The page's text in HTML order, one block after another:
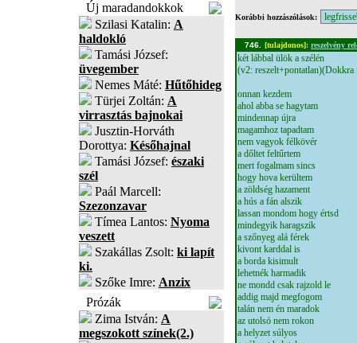
Új maradandokkok
Szilasi Katalin: A
haldokló
Tamási József:
üvegember
Nemes Máté: Hűtőhideg
Türjei Zoltán: A
virrasztás bajnokai
Jusztin-Horváth
Dorottya: Későhajnal
Tamási József: északi
szél
Paál Marcell:
Szezonzavar
Tímea Lantos: Nyoma
veszett
Szakállas Zsolt: ki lapít
ki.
Szőke Imre: Anzix
Prózák
Zima István: A
megszokott színek(2.)
Korábbi hozzászólások:
746. [tulajdonos]: reszelvény
két lábbal ülök a szélén
(v2:
onnan kezdem
ahol abba se hagytam
mindennap újra
magamhoz tapadtam
nem vagyok félkövér
a dőltet feltűrtem
mert fogalmam sincs
hogy hova kerültem
a zöldség hazament
a hús a fán alszik
lassan mondom hogy értsd
mindegyik haragszik
a szőnyeg alá férek
kivont karddal is
a borda kisimult
lehetnék harmadik
ne mondd csak rajzold le
addig majd megfogom
talán nem én maradok
az utolsó nem rokon
a helyzet súlyos